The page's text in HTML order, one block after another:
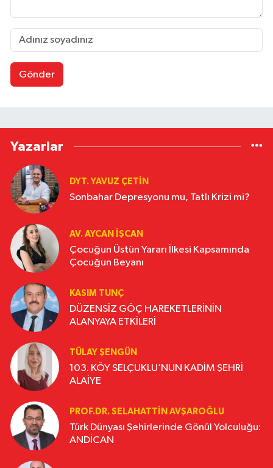
Gönder
Yazarlar
DYT. YAVUZ ÇETİN
Sonbahar Depresyonu mu, Tatlı Krizi mi?
AV. AYCAN İŞCAN
Çocuğun Üstün Yararı İlkesi Kapsamında
Çocuğun Beyanı
KASIM TUNÇ
DÜZENSİZ GÖÇ HAREKETLERİNİN
ALANYAYA ETKİLERİ
TÜLAY ŞENGÜN
103. KÖY SELÇUKLU’NUN KADİM ŞEHRİ
ALAİYE
PROF.DR. SELAHATTIN AVŞAROĞLU
Türk Dünyası Şehirlerinde Gönül Yolculuğu:
ANDİCAN